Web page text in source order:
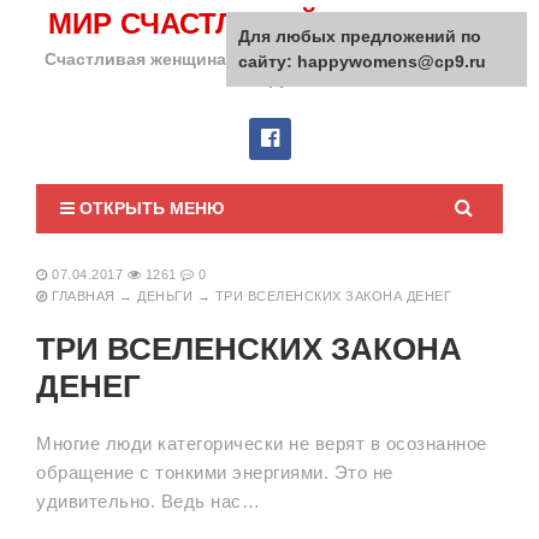
МИР СЧАСТЛИВОЙ ЖЕНЩИНЫ
Счастливая женщина сделает счастливым весь мир
ОТКРЫТЬ МЕНЮ
07.04.2017 1261
0
ГЛАВНАЯ → ДЕНЬГИ → ТРИ ВСЕЛЕНСКИХ ЗАКОНА ДЕНЕГ
ТРИ ВСЕЛЕНСКИХ ЗАКОНА
ДЕНЕГ
Многие люди категорически не верят в осознанное
обращение с тонкими энергиями. Это не
удивительно. Ведь нас…
Для любых предложений по
сайту: happywomens@cp9.ru